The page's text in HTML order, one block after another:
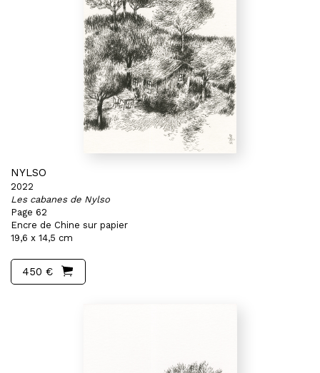
NYLSO
2022
Les cabanes de Nylso
Page 62
Encre de Chine sur papier
19,6 x 14,5 cm
450 €